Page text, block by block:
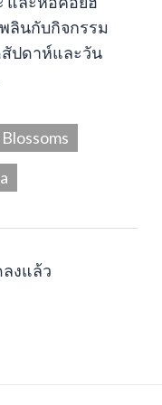
ลินกับกิจกรรม
ปดาห์และวัน
งแล้ว